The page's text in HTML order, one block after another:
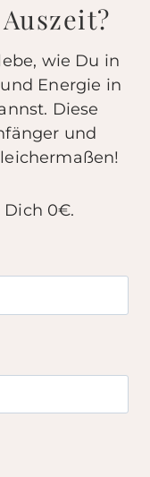
wie Du in
Energie in
Diese
und
Dich 0€.